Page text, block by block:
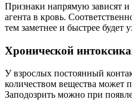
Признаки напрямую зависят и
агента в кровь.
тем заметнее и быстрее будет
Хронической
У взрослых постоянный
количеством вещества может
Заподозрить можно при